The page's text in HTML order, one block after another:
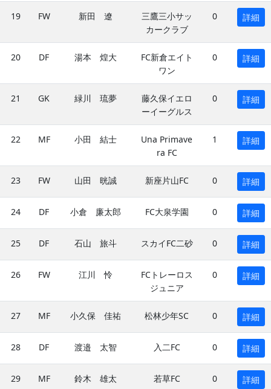
19 FW 新田 遼
三鷹三小サッ
カークラブ
0 詳細
20 DF 湯本 煌大
FC新倉エイト
ワン
0 詳細
21 GK 緑川 琉夢
藤久保イエロ
ーイーグルス
0 詳細
22 MF 小田 結士
Una Primave
ra FC
1 詳細
23 FW 山田 晄誠 新座片山FC 0 詳細
24 DF 小倉 廉太郎 FC大泉学園 0 詳細
25 DF 石山 旅斗 スカイFC二砂 0 詳細
26 FW 江川 怜
FCトレーロス
ジュニア
0 詳細
27 MF 小久保 佳祐 松林少年SC 0 詳細
28 DF 渡邉 太智 入二FC 0 詳細
29 MF 鈴木 雄太 若草FC 0 詳細